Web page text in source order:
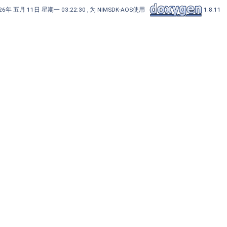
年 五月 11日 星期一 03:22:30 , 为 NIMSDK-AOS使用 1.8.11